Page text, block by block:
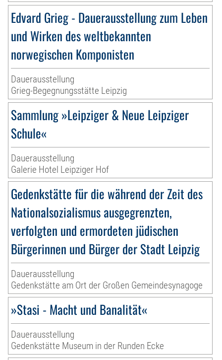
Edvard Grieg - Dauerausstellung zum Leben
und Wirken des weltbekannten
norwegischen Komponisten
Dauerausstellung
Grieg-Begegnungsstätte Leipzig
Sammlung »Leipziger & Neue Leipziger
Schule«
Dauerausstellung
Galerie Hotel Leipziger Hof
Gedenkstätte für die während der Zeit des
Nationalsozialismus ausgegrenzten,
verfolgten und ermordeten jüdischen
Bürgerinnen und Bürger der Stadt Leipzig
Dauerausstellung
Gedenkstätte am Ort der Großen Gemeindesynagoge
»Stasi - Macht und Banalität«
Dauerausstellung
Gedenkstätte Museum in der Runden Ecke